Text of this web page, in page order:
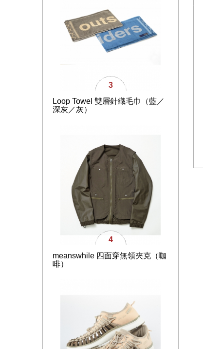
3
Loop Towel 雙層針織毛巾（藍／
深灰／灰）
4
meanswhile 四面穿無領夾克（咖
啡）